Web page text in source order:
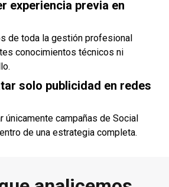
experiencia previa en
de toda la gestión profesional
conocimientos técnicos ni
solo publicidad en redes
únicamente campañas de Social
de una estrategia completa.